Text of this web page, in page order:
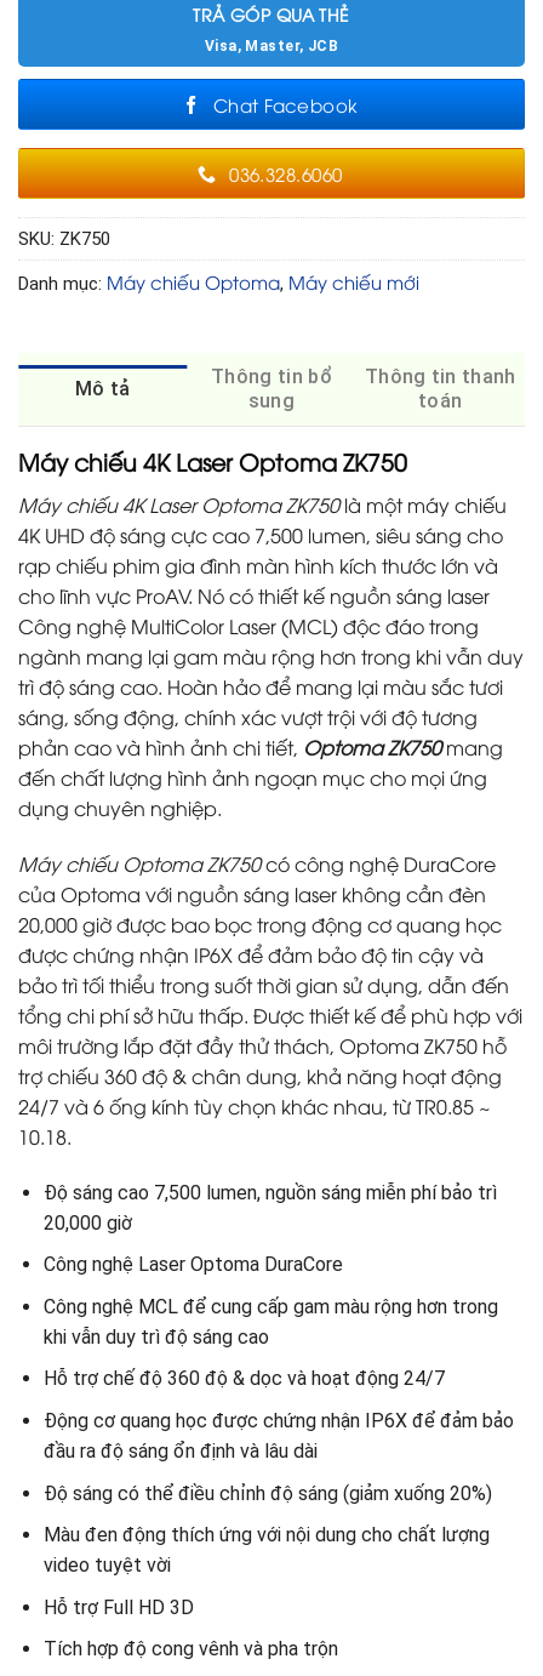
TRẢ GÓP QUA THẺ
Visa, Master, JCB
Chat Facebook
036.328.6060
SKU: ZK750
Danh mục: Máy chiếu Optoma, Máy chiếu mới
Mô tả
Thông tin bổ
sung
Thông tin thanh
toán
Máy chiếu 4K Laser Optoma ZK750
Máy chiếu 4K Laser Optoma ZK750là một máy chiếu
4K UHD độ sáng cực cao 7,500 lumen, siêu sáng cho
rạp chiếu phim gia đình màn hình kích thước lớn và
cho lĩnh vực ProAV. Nó có thiết kế nguồn sáng laser
Công nghệ MultiColor Laser (MCL) độc đáo trong
ngành mang lại gam màu rộng hơn trong khi vẫn duy
trì độ sáng cao. Hoàn hảo để mang lại màu sắc tươi
sáng, sống động, chính xác vượt trội với độ tương
phản cao và hình ảnh chi tiết, Optoma ZK750mang
đến chất lượng hình ảnh ngoạn mục cho mọi ứng
dụng chuyên nghiệp.
Máy chiếu Optoma ZK750có công nghệ DuraCore
của Optoma với nguồn sáng laser không cần đèn
20,000 giờ được bao bọc trong động cơ quang học
được chứng nhận IP6X để đảm bảo độ tin cậy và
bảo trì tối thiểu trong suốt thời gian sử dụng, dẫn đến
tổng chi phí sở hữu thấp. Được thiết kế để phù hợp với
môi trường lắp đặt đầy thử thách, Optoma ZK750 hỗ
trợ chiếu 360 độ & chân dung, khả năng hoạt động
24/7 và 6 ống kính tùy chọn khác nhau, từ TR0.85 ~
10.18.
Độ sáng cao 7,500 lumen, nguồn sáng miễn phí bảo trì
20,000 giờ
Công nghệ Laser Optoma DuraCore
Công nghệ MCL để cung cấp gam màu rộng hơn trong
khi vẫn duy trì độ sáng cao
Hỗ trợ chế độ 360 độ & dọc và hoạt động 24/7
Động cơ quang học được chứng nhận IP6X để đảm bảo
đầu ra độ sáng ổn định và lâu dài
Độ sáng có thể điều chỉnh độ sáng (giảm xuống 20%)
Màu đen động thích ứng với nội dung cho chất lượng
video tuyệt vời
Hỗ trợ Full HD 3D
Tích hợp độ cong vênh và pha trộn